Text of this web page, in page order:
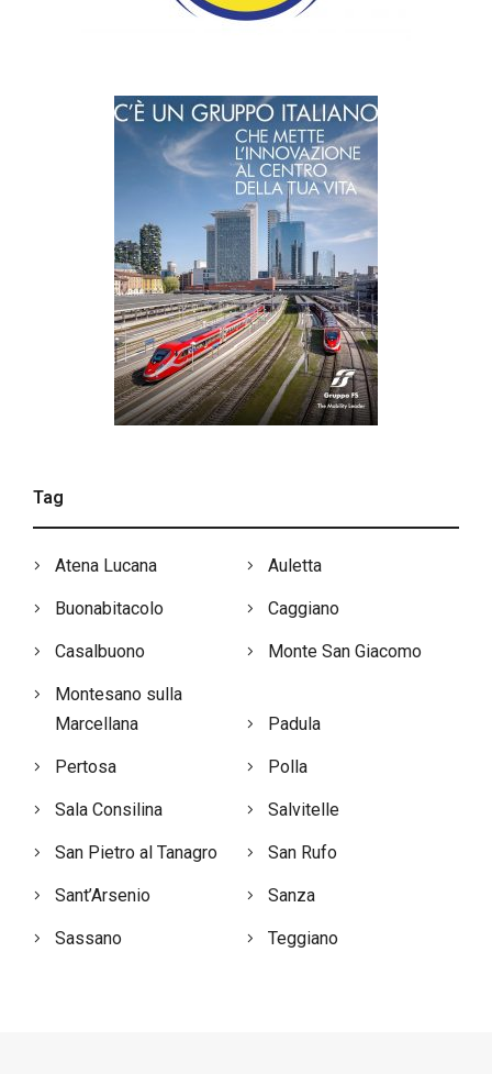
Tag
Atena Lucana Auletta
Buonabitacolo Caggiano
Casalbuono Monte San Giacomo
Montesano sulla
Marcellana
Padula
Pertosa Polla
Sala Consilina Salvitelle
San Pietro al Tanagro San Rufo
Sant’Arsenio Sanza
Sassano Teggiano